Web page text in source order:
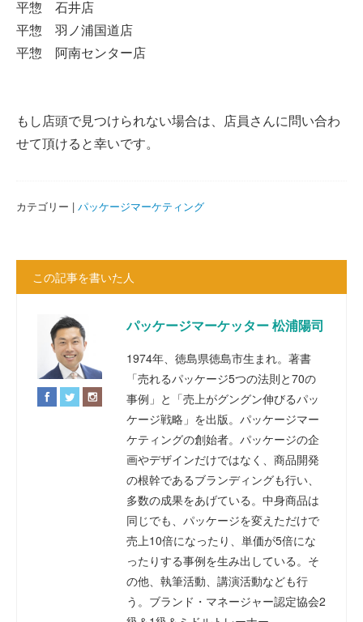
平惣 石井店
平惣 羽ノ浦国道店
平惣 阿南センター店
もし店頭で見つけられない場合は、店員さんに問い合わ
せて頂ける と幸いです。
カテゴリー | パッケージマーケティング
この記事を書いた人
パッケージマーケッター 松浦陽司
1974年、徳島県徳島市生まれ。著書
「売れるパッケージ5つの法則と70の
事例」と「売上がグングン伸びるパッ
ケージ戦略」を出版。パッケージマー
ケティングの創始者。パッケージの企
画やデザインだけではなく、商品開発
の根幹であるブランディングも行い、
多数の成果をあげている。中身商品は
同じでも、パッケージを変えただけで
売上10倍になったり、単価が5倍にな
ったりする事例を生み出している。そ
の他、執筆活動、講演活動なども行
う。ブランド・マネージャー認定協会2